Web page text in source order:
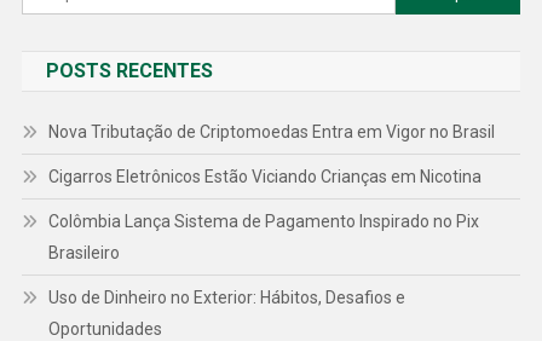
por:
POSTS RECENTES
Nova Tributação de Criptomoedas Entra em Vigor no Brasil
Cigarros Eletrônicos Estão Viciando Crianças em Nicotina
Colômbia Lança Sistema de Pagamento Inspirado no Pix
Brasileiro
Uso de Dinheiro no Exterior: Hábitos, Desafios e
Oportunidades